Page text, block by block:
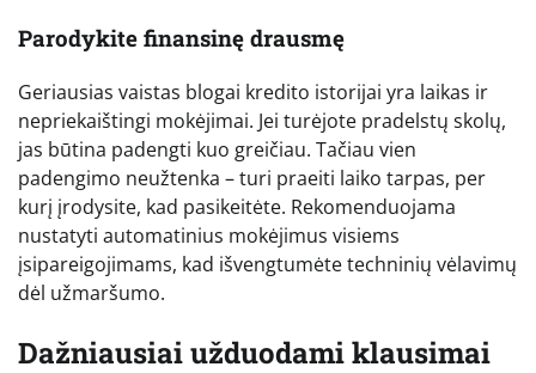
Parodykite finansinę drausmę
Geriausias vaistas blogai kredito istorijai yra laikas ir
nepriekaištingi mokėjimai. Jei turėjote pradelstų skolų,
jas būtina padengti kuo greičiau. Tačiau vien
padengimo neužtenka – turi praeiti laiko tarpas, per
kurį įrodysite, kad pasikeitėte. Rekomenduojama
nustatyti automatinius mokėjimus visiems
įsipareigojimams, kad išvengtumėte techninių vėlavimų
dėl užmaršumo.
Dažniausiai užduodami klausimai